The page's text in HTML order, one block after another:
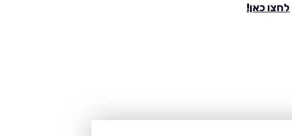
לחצו כאן!